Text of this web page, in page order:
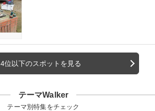
4位以下のスポットを見る
テーマWalker
テーマ別特集をチェック